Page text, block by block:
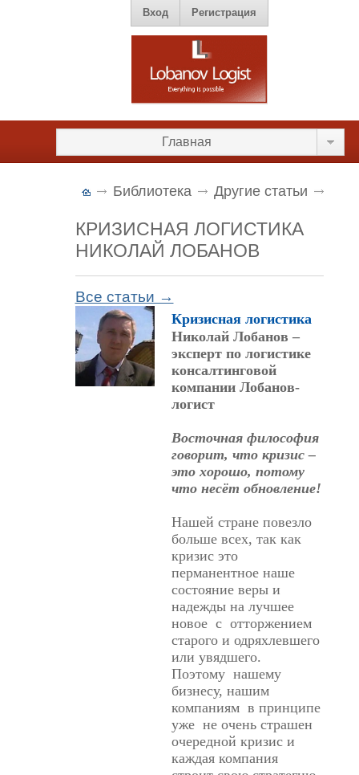
Вход Регистрация
Главная
Библиотека Другие статьи
КРИЗИСНАЯ ЛОГИСТИКА
НИКОЛАЙ ЛОБАНОВ
Все статьи →
Кризисная логистика
Николай Лобанов –
эксперт по логистике
консалтинговой
компании Лобанов-
логист
Восточная философия
говорит, что кризис –
это хорошо, потому
что несёт обновление!
Нашей стране повезло
больше всех, так как
кризис это
перманентное наше
состояние веры и
надежды на лучшее
новое с отторжением
старого и одряхлевшего
или увядшего.
Поэтому нашему
бизнесу, нашим
компаниям в принципе
уже не очень страшен
очередной кризис и
каждая компания